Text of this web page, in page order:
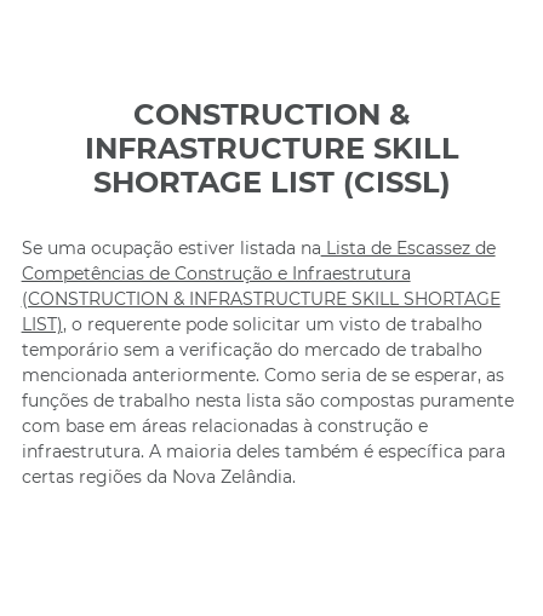
CONSTRUCTION &
INFRASTRUCTURE SKILL
SHORTAGE LIST (CISSL)
Se uma ocupação estiver listada na Lista de Escassez de
Competências de Construção e Infraestrutura
(CONSTRUCTION & INFRASTRUCTURE SKILL SHORTAGE
LIST), o requerente pode solicitar um visto de trabalho
temporário sem a verificação do mercado de trabalho
mencionada anteriormente. Como seria de se esperar, as
funções de trabalho nesta lista são compostas puramente
com base em áreas relacionadas à construção e
infraestrutura. A maioria deles também é específica para
certas regiões da Nova Zelândia.